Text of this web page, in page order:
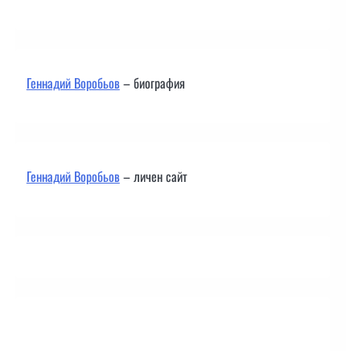
Геннадий Воробьов– биография
Геннадий Воробьов– личен сайт